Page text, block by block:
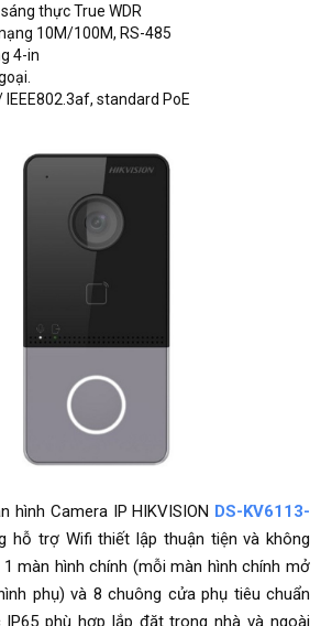
thực True WDR
10M/100M, RS-485
4-in
IEEE802.3af, standard PoE
hình Camera IP HIKVISION DS-KV6113-
hỗ trợ Wifi thiết lập thuận tiện và không
màn hình chính (mỗi màn hình chính mở
phụ) và 8 chuông cửa phụ tiêu chuẩn
phù hợp lắp đặt trong nhà và ngoài